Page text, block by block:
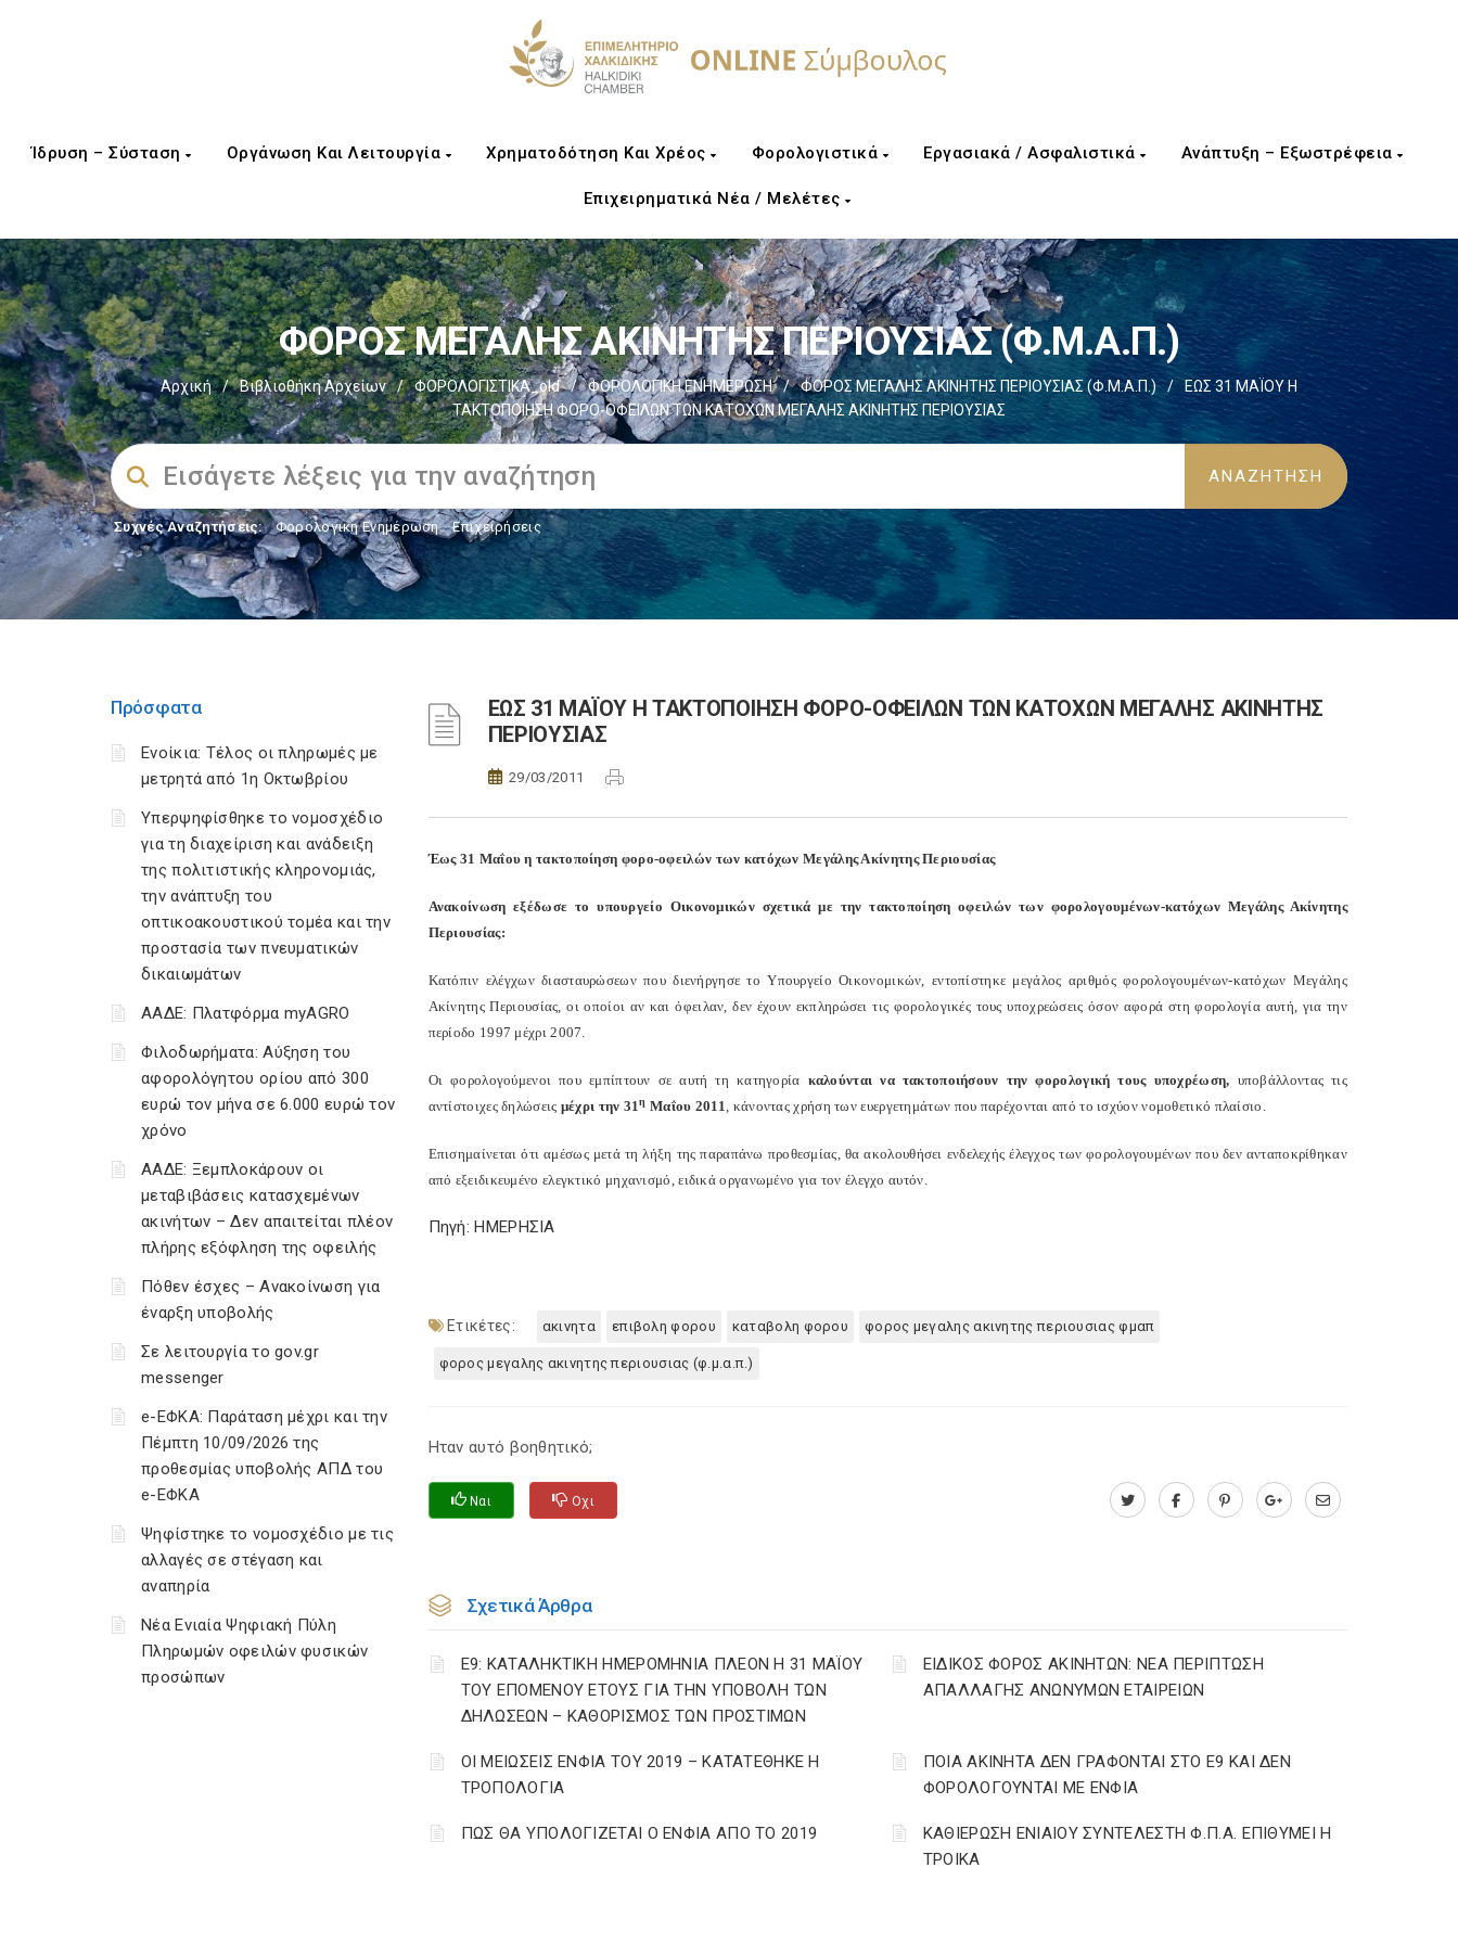
Ίδρυση – Σύσταση Οργάνωση Και Λειτουργία Χρηματοδότηση Και Χρέος Φορολογιστικά Εργασιακά / Ασφαλιστικά Ανάπτυξη – Εξωστρέφεια
Επιχειρηματικά Νέα / Μελέτες
ΦΟΡΟΣ ΜΕΓΑΛΗΣ ΑΚΙΝΗΤΗΣ ΠΕΡΙΟΥΣΙΑΣ (Φ.Μ.Α.Π.)
Αρχική / Βιβλιοθήκη Αρχείων / ΦΟΡΟΛΟΓΙΣΤΙΚΑ_old / ΦΟΡΟΛΟΓΙΚΗ ΕΝΗΜΕΡΩΣΗ / ΦΟΡΟΣ ΜΕΓΑΛΗΣ ΑΚΙΝΗΤΗΣ ΠΕΡΙΟΥΣΙΑΣ (Φ.Μ.Α.Π.) /
ΕΩΣ 31 ΜΑΪΟΥ Η
ΤΑΚΤΟΠΟΙΗΣΗ ΦΟΡΟ-ΟΦΕΙΛΩΝ ΤΩΝ ΚΑΤΟΧΩΝ ΜΕΓΑΛΗΣ ΑΚΙΝΗΤΗΣ ΠΕΡΙΟΥΣΙΑΣ
Συχνές Αναζητήσεις: Φορολογικη Ενημέρωση, Επιχειρήσεις
Πρόσφατα
Ενοίκια: Τέλος οι πληρωμές με
μετρητά από 1η Οκτωβρίου
Υπερψηφίσθηκε το νομοσχέδιο
για τη διαχείριση και ανάδειξη
της πολιτιστικής κληρονομιάς,
την ανάπτυξη του
οπτικοακουστικού τομέα και την
προστασία των πνευματικών
δικαιωμάτων
ΑΑΔΕ: Πλατφόρμα myAGRO
Φιλοδωρήματα: Αύξηση του
αφορολόγητου ορίου από 300
ευρώ τον μήνα σε 6.000 ευρώ τον
χρόνο
ΑΑΔΕ: Ξεμπλοκάρουν οι
μεταβιβάσεις κατασχεμένων
ακινήτων – Δεν απαιτείται πλέον
πλήρης εξόφληση της οφειλής
Πόθεν έσχες – Ανακοίνωση για
έναρξη υποβολής
Σε λειτουργία το gov.gr
messenger
e-ΕΦΚΑ: Παράταση μέχρι και την
Πέμπτη 10/09/2026 της
προθεσμίας υποβολής ΑΠΔ του
e-ΕΦΚΑ
Ψηφίστηκε το νομοσχέδιο με τις
αλλαγές σε στέγαση και
αναπηρία
Νέα Ενιαία Ψηφιακή Πύλη
Πληρωμών οφειλών φυσικών
προσώπων
ΕΩΣ 31 ΜΑΪΟΥ Η ΤΑΚΤΟΠΟΙΗΣΗ ΦΟΡΟ-ΟΦΕΙΛΩΝ ΤΩΝ ΚΑΤΟΧΩΝ ΜΕΓΑΛΗΣ ΑΚΙΝΗΤΗΣ
ΠΕΡΙΟΥΣΙΑΣ
29/03/2011
Έως 31 Μαΐου η τακτοποίηση φορο-οφειλών των κατόχων Μεγάλης Ακίνητης Περιουσίας
Ανακοίνωση εξέδωσε το υπουργείο Οικονομικών σχετικά με την τακτοποίηση οφειλών των φορολογουμένων-κατόχων Μεγάλης Ακίνητης
Περιουσίας:
Κατόπιν ελέγχων διασταυρώσεων που διενήργησε το Υπουργείο Οικονομικών, εντοπίστηκε μεγάλος αριθμός φορολογουμένων-κατόχων Μεγάλης
Ακίνητης Περιουσίας, οι οποίοι αν και όφειλαν, δεν έχουν εκπληρώσει τις φορολογικές τους υποχρεώσεις όσον αφορά στη φορολογία αυτή, για την
περίοδο 1997 μέχρι 2007.
Οι φορολογούμενοι που εμπίπτουν σε αυτή τη κατηγορία καλούνται να τακτοποιήσουν την φορολογική τους υποχρέωση, υποβάλλοντας τις
αντίστοιχες δηλώσεις μέχρι την 31η Μαΐου 2011, κάνοντας χρήση των ευεργετημάτων που παρέχονται από το ισχύον νομοθετικό πλαίσιο.
Επισημαίνεται ότι αμέσως μετά τη λήξη της παραπάνω προθεσμίας, θα ακολουθήσει ενδελεχής έλεγχος των φορολογουμένων που δεν ανταποκρίθηκαν
από εξειδικευμένο ελεγκτικό μηχανισμό, ειδικά οργανωμένο για τον έλεγχο αυτόν.
Πηγή: ΗΜΕΡΗΣΙΑ
Ετικέτες: ακινητα επιβολη φορου καταβολη φορου φορος μεγαλης ακινητης περιουσιας φμαπ
φορος μεγαλης ακινητης περιουσιας (φ.μ.α.π.)
Ηταν αυτό βοηθητικό;
Ναι Οχι
Σχετικά Άρθρα
Ε9: ΚΑΤΑΛΗΚΤΙΚΗ ΗΜΕΡΟΜΗΝΙΑ ΠΛΕΟΝ Η 31 ΜΑΪΟΥ
ΤΟΥ ΕΠΟΜΕΝΟΥ ΕΤΟΥΣ ΓΙΑ ΤΗΝ ΥΠΟΒΟΛΗ ΤΩΝ
ΔΗΛΩΣΕΩΝ – ΚΑΘΟΡΙΣΜΟΣ ΤΩΝ ΠΡΟΣΤΙΜΩΝ
ΕΙΔΙΚΟΣ ΦΟΡΟΣ ΑΚΙΝΗΤΩΝ: ΝΕΑ ΠΕΡΙΠΤΩΣΗ
ΑΠΑΛΛΑΓΗΣ ΑΝΩΝΥΜΩΝ ΕΤΑΙΡΕΙΩΝ
ΟΙ ΜΕΙΩΣΕΙΣ ΕΝΦΙΑ ΤΟΥ 2019 – ΚΑΤΑΤΕΘΗΚΕ Η
ΤΡΟΠΟΛΟΓΙΑ
ΠΟΙΑ ΑΚΙΝΗΤΑ ΔΕΝ ΓΡΑΦΟΝΤΑΙ ΣΤΟ Ε9 ΚΑΙ ΔΕΝ
ΦΟΡΟΛΟΓΟΥΝΤΑΙ ΜΕ ΕΝΦΙΑ
ΠΩΣ ΘΑ ΥΠΟΛΟΓΙΖΕΤΑΙ Ο ΕΝΦΙΑ ΑΠΟ ΤΟ 2019
ΚΑΘΙΕΡΩΣΗ ΕΝΙΑΙΟΥ ΣΥΝΤΕΛΕΣΤΗ Φ.Π.Α. ΕΠΙΘΥΜΕΙ Η
ΤΡΟΙΚΑ